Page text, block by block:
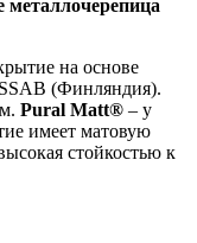
на основе
(Финляндия).
Pural Matt® – у
имеет матовую
стойкостью к